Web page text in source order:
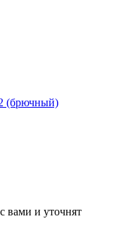
(брючный)
вами и уточнят